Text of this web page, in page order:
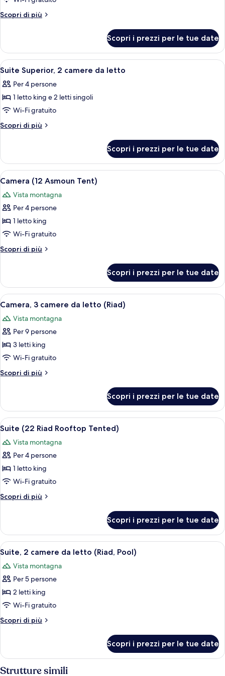
Scopri di più
Altri
terrazzo
(2)
Scopri i prezzi per le tue date
Apri
tutte
le
foto
per
Suite
camere
da
letto
Suite Superior, 2 camere da letto | 1
5
Suite Superior, 2 camere da letto
Per 4 persone
1 letto king e 2 letti singoli
Wi-Fi gratuito
Scopri di più
Altri
Superior,
camere
letto
Scopri i prezzi per le tue date
Apri
tutte
le
foto
per
Camera
(12
Asmoun
Camera (12 Asmoun Tent) | 1
5
Camera (12 Asmoun Tent)
Vista montagna
Per 4 persone
1 letto king
Wi-Fi gratuito
Scopri di più
Altri
(12
Asmoun
Tent)
Scopri i prezzi per le tue date
Apri
tutte
le
foto
per
Camera,
3
camere
letto
(Riad)
1 camera, lenzuola Frette,
16
Camera, 3 camere da letto (Riad)
Vista montagna
Per 9 persone
3 letti king
Wi-Fi gratuito
Scopri di più
Altri
3
camere
da
(Riad)
Scopri i prezzi per le tue date
Apri
tutte
le
foto
per
Suite
(22
Riad
Tented)
1 camera, lenzuola Frette,
10
Suite (22 Riad Rooftop Tented)
Vista montagna
Per 4 persone
1 letto king
Wi-Fi gratuito
Scopri di più
Altri
(22
Riad
Rooftop
Scopri i prezzi per le tue date
Apri
tutte
le
foto
per
Suite,
2
camere
letto
(Riad,
Pool)
8
Suite, 2 camere da letto (Riad, Pool)
Vista montagna
Per 5 persone
2 letti king
Wi-Fi gratuito
Scopri di più
Altri
2
da
Scopri i prezzi per le tue date
Strutture simili